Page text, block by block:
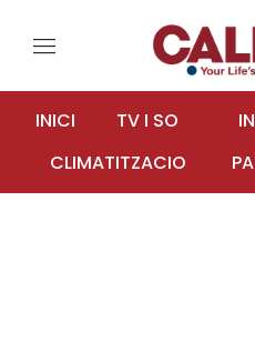
menu
INICI TV I SO
CLIMATITZACIO